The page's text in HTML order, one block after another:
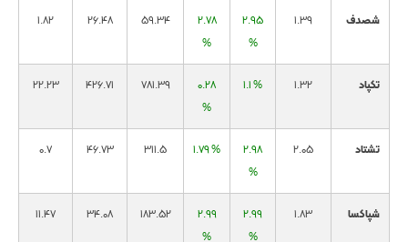
شصدف 1.39
2.95
%
2.78
%
59.34
26.48
1.82
تکپاد 1.32
1.1 %
0.28
%
781.39
426.71
22.23
تشتاد 2.05
2.98
%
1.79 %
311.5
46.73
0.7
شپاکسا 1.83
2.99
%
2.99
%
183.52
34.08
11.47